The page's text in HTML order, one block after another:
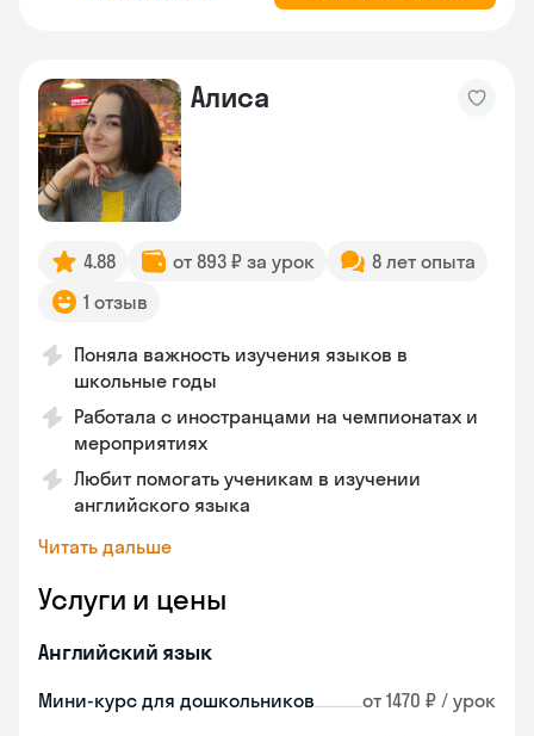
Алиса
4.88 от 893 ₽ за урок
8 лет опыта
1 отзыв
Поняла важность изучения языков в
школьные годы
Работала с иностранцами на чемпионатах и
мероприятиях
Любит помогать ученикам в изучении
английского языка
Читать дальше
Услуги и цены
Английский язык
Мини-курс для дошкольников от 1470 ₽ / урок